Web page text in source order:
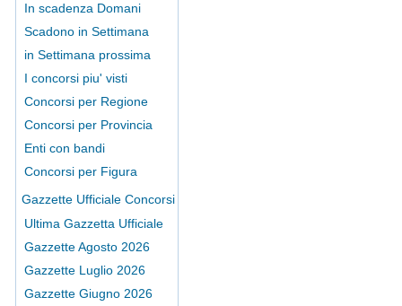
In scadenza Domani
Scadono in Settimana
in Settimana prossima
I concorsi piu' visti
Concorsi per Regione
Concorsi per Provincia
Enti con bandi
Concorsi per Figura
Gazzette Ufficiale Concorsi
Ultima Gazzetta Ufficiale
Gazzette Agosto 2026
Gazzette Luglio 2026
Gazzette Giugno 2026